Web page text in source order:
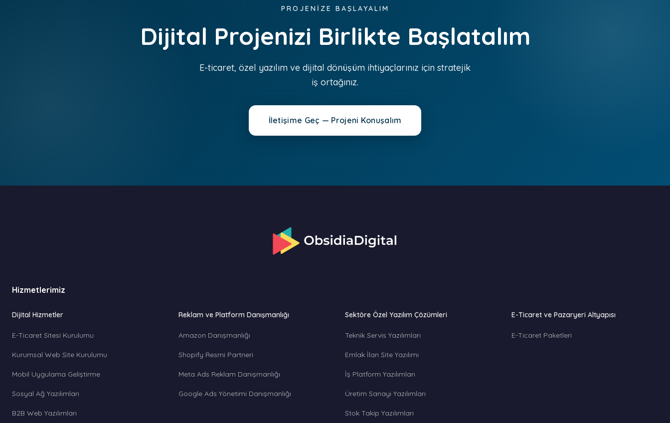
PROJENİZE BAŞLAYALIM
Dijital Projenizi Birlikte Başlatalım
E-ticaret, özel yazılım ve dijital dönüşüm ihtiyaçlarınız için stratejik
iş ortağınız.
İletişime Geç — Projeni Konuşalım
Hizmetlerimiz
Dijital Hizmetler
E-Ticaret Sitesi Kurulumu
Kurumsal Web Site Kurulumu
Mobil Uygulama Geliştirme
Sosyal Ağ Yazılımları
B2B Web Yazılımları
Reklam ve Platform Danışmanlığı
Amazon Danışmanlığı
Shopify Resmi Partneri
Meta Ads Reklam Danışmanlığı
Google Ads Yönetimi Danışmanlığı
Sektöre Özel Yazılım Çözümleri
Teknik Servis Yazılımları
Emlak İlan Site Yazılımı
İş Platform Yazılımları
Üretim Sanayi Yazılımları
Stok Takip Yazılımları
E-Ticaret ve Pazaryeri Altyapısı
E-Ticaret Paketleri